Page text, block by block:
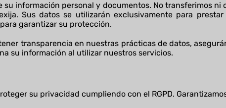
su información personal y documentos. No transferimos
Sus datos se utilizarán exclusivamente para
garantizar su protección.
transparencia en nuestras prácticas de datos,
su información al utilizar nuestros servicios.
su privacidad cumpliendo con el RGPD.